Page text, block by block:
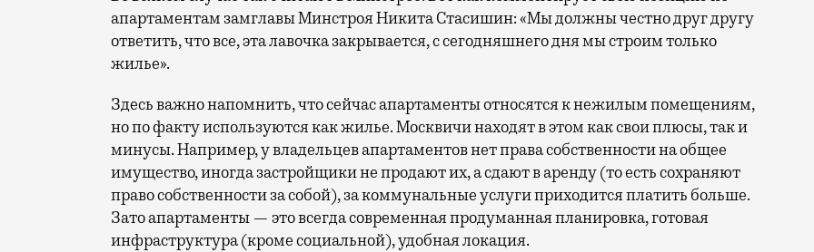
апартаментам замглавы Минстроя Никита Стасишин: «Мы должны честно друг другу
ответить, что все, эта лавочка закрывается, с сегодняшнего дня мы строим только
жилье».
Здесь важно напомнить, что сейчас апартаменты относятся к нежилым помещениям,
но по факту используются как жилье. Москвичи находят в этом как свои плюсы, так и
минусы. Например, у владельцев апартаментов нет права собственности на общее
имущество, иногда застройщики не продают их, а сдают в аренду (то есть сохраняют
право собственности за собой), за коммунальные услуги приходится платить больше.
Зато апартаменты — это всегда современная продуманная планировка, готовая
инфраструктура (кроме социальной), удобная локация.